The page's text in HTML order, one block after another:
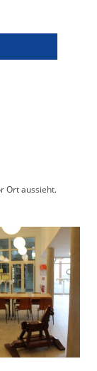
Ort aussieht.